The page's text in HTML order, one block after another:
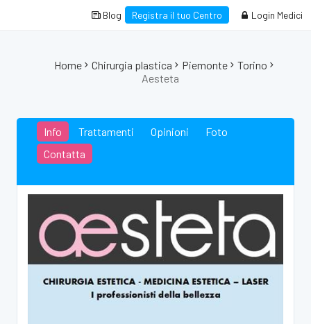
Blog Registra il tuo Centro Login Medici
Home Chirurgia plastica Piemonte
Torino
Aesteta
Info Trattamenti Opinioni
Foto
Contatta